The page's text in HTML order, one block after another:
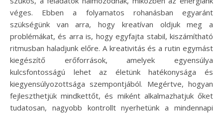
véges. Ebben a folyamatos rohanásban egyaránt
szükségünk van arra, hogy kreatívan oldjuk meg a
problémákat, és arra is, hogy egyfajta stabil, kiszámítható
ritmusban haladjunk előre. A kreativitás és a rutin egymást
kiegészítő erőforrások, amelyek egyensúlya
kulcsfontosságú lehet az életünk hatékonysága és
kiegyensúlyozottsága szempontjából. Megértve, hogyan
fejleszthetjük mindkettőt, és miként alkalmazhatjuk őket
tudatosan, nagyobb kontrollt nyerhetünk a mindennapi